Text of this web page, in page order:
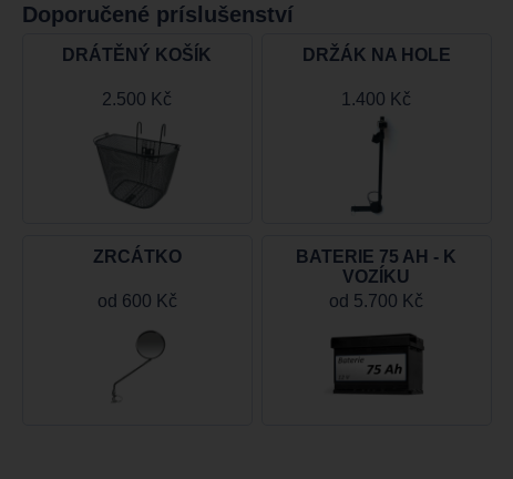
Doporučené príslušenství
DRÁTĚNÝ KOŠÍK
2.500 Kč
DRŽÁK NA HOLE
1.400 Kč
ZRCÁTKO
od 600 Kč
BATERIE 75 AH - K
VOZÍKU
od 5.700 Kč